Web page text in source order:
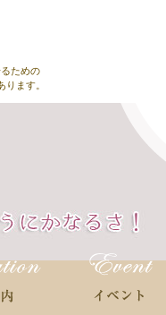
ための
ます。